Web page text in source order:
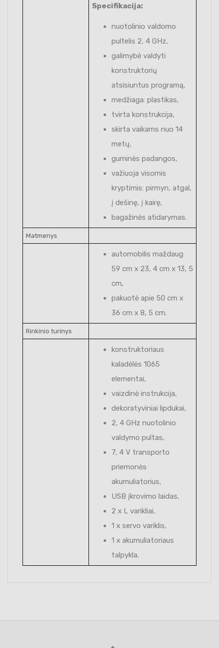
Specifikacija:
nuotolinio valdomo
pultelis 2, 4 GHz,
galimybė valdyti
konstruktorių
atsisiuntus programą,
medžiaga: plastikas,
tvirta konstrukcija,
skirta vaikams nuo 14
metų,
guminės padangos,
važiuoja visomis
kryptimis: pirmyn, atgal,
į dešinę, į kairę,
bagažinės atidarymas.
Matmenys
automobilis maždaug
59 cm x 23, 4 cm x 13, 5
cm,
pakuotė apie 50 cm x
36 cm x 8, 5 cm.
Rinkinio turinys
konstruktoriaus
kaladėlės 1065
elementai,
vaizdinė instrukcija,
dekoratyviniai lipdukai,
2, 4 GHz nuotolinio
valdymo pultas,
7, 4 V transporto
priemonės
akumuliatorius,
USB įkrovimo laidas,
2 x L varikliai,
1 x servo variklis,
1 x akumuliatoriaus
talpykla.